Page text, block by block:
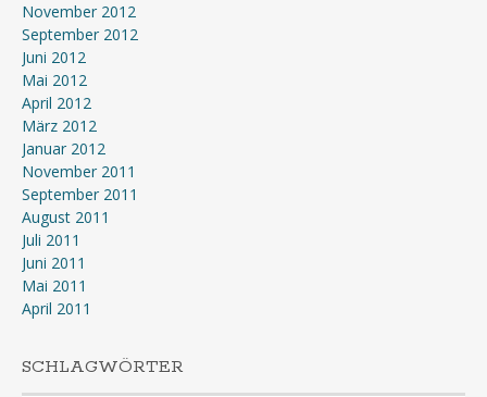
November 2012
September 2012
Juni 2012
Mai 2012
April 2012
März 2012
Januar 2012
November 2011
September 2011
August 2011
Juli 2011
Juni 2011
Mai 2011
April 2011
SCHLAGWÖRTER